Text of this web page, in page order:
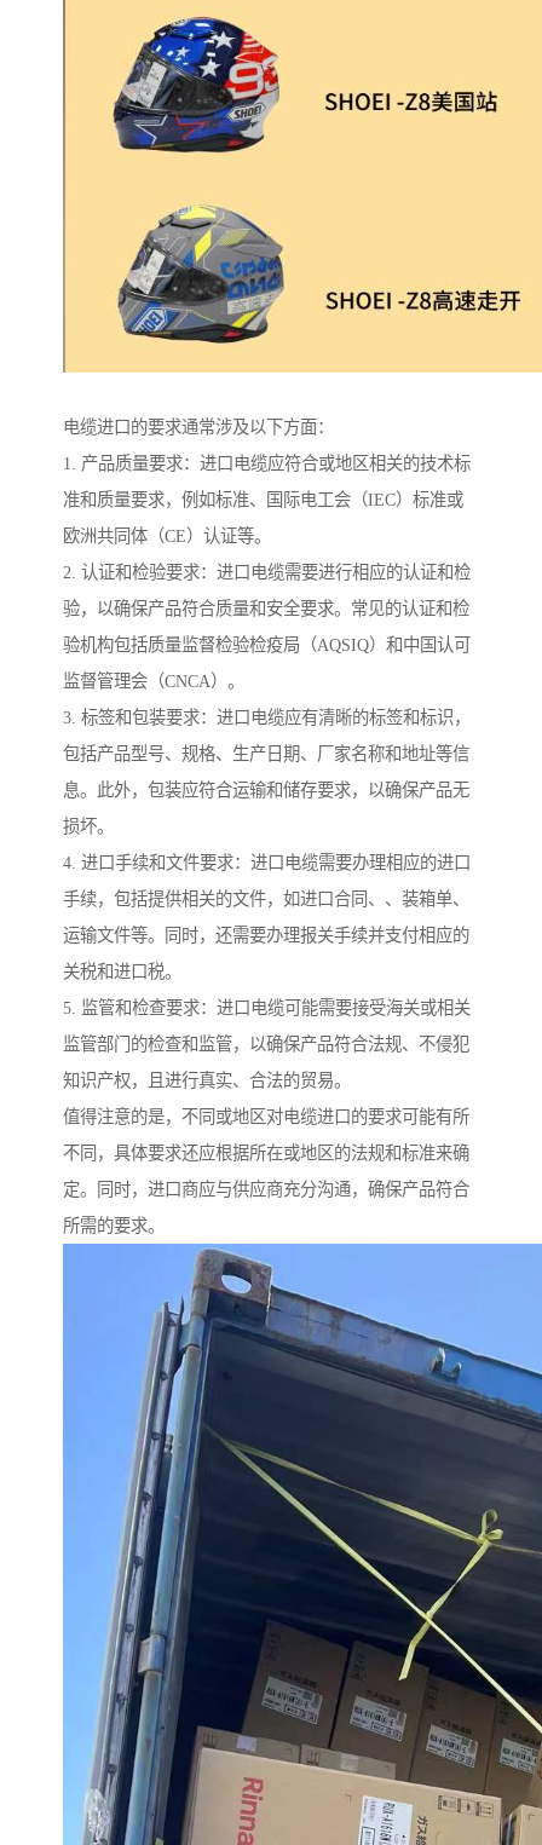
电缆进口的要求通常涉及以下方面：
1. 产品质量要求：进口电缆应符合或地区相关的技术标
准和质量要求，例如标准、国际电工会（IEC）标准或
欧洲共同体（CE）认证等。
2. 认证和检验要求：进口电缆需要进行相应的认证和检
验，以确保产品符合质量和安全要求。常见的认证和检
验机构包括质量监督检验检疫局（AQSIQ）和中国认可
监督管理会（CNCA）。
3. 标签和包装要求：进口电缆应有清晰的标签和标识，
包括产品型号、规格、生产日期、厂家名称和地址等信
息。此外，包装应符合运输和储存要求，以确保产品无
损坏。
4. 进口手续和文件要求：进口电缆需要办理相应的进口
手续，包括提供相关的文件，如进口合同、、装箱单、
运输文件等。同时，还需要办理报关手续并支付相应的
关税和进口税。
5. 监管和检查要求：进口电缆可能需要接受海关或相关
监管部门的检查和监管，以确保产品符合法规、不侵犯
知识产权，且进行真实、合法的贸易。
值得注意的是，不同或地区对电缆进口的要求可能有所
不同，具体要求还应根据所在或地区的法规和标准来确
定。同时，进口商应与供应商充分沟通，确保产品符合
所需的要求。